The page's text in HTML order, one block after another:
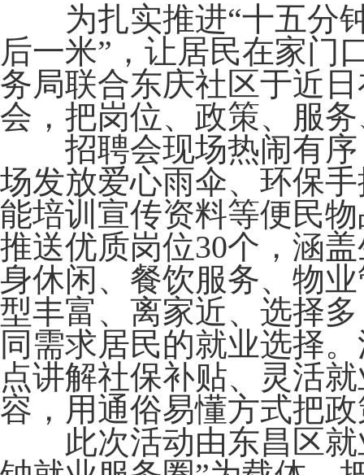
为扎实推进“十五分钟
后一米”，让居民在家门
务局联合东庆社区于近
会，把岗位、政策、服
招聘会现场热闹有序
场发放爱心雨伞、环保
能培训宣传资料等便民
推送优质岗位30个，涵
身休闲、餐饮服务、物
型丰富、离家近、选择
同需求居民的就业选择
点讲解社保补贴、灵活
容，用通俗易懂方式把
此次活动由东昌区就